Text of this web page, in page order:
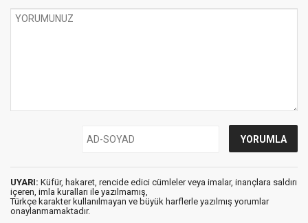
UYARI: Küfür, hakaret, rencide edici cümleler veya imalar, inançlara saldırı
içeren, imla kuralları ile yazılmamış,
Türkçe karakter kullanılmayan ve büyük harflerle yazılmış yorumlar
onaylanmamaktadır.